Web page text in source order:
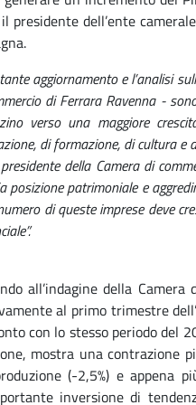
presidente dell’ente
aggiornamento e l’analisi
di Ferrara Ravenna -
verso una maggiore
di formazione, di cultura e
della Camera di
posizione patrimoniale e
di queste imprese deve
all’indagine della
al primo trimestre
con lo stesso periodo del
mostra una contrazione
(-2,5%) e appena
inversione di